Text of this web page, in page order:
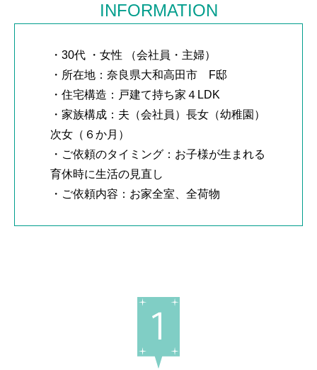
INFORMATION
・30代 ・女性 （会社員・主婦）
・所在地：奈良県大和高田市 F邸
・住宅構造：戸建て持ち家４LDK
・家族構成：夫（会社員）長女（幼稚園）
次女（６か月）
・ご依頼のタイミング：お子様が生まれる
育休時に生活の見直し
・ご依頼内容：お家全室、全荷物